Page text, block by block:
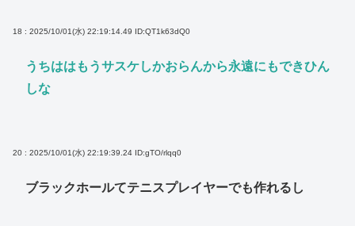
18 : 2025/10/01(水) 22:19:14.49 ID:QT1k63dQ0
うちははもうサスケしかおらんから永遠にもできひん
しな
20 : 2025/10/01(水) 22:19:39.24 ID:gTO/rlqq0
ブラックホールてテニスプレイヤーでも作れるし